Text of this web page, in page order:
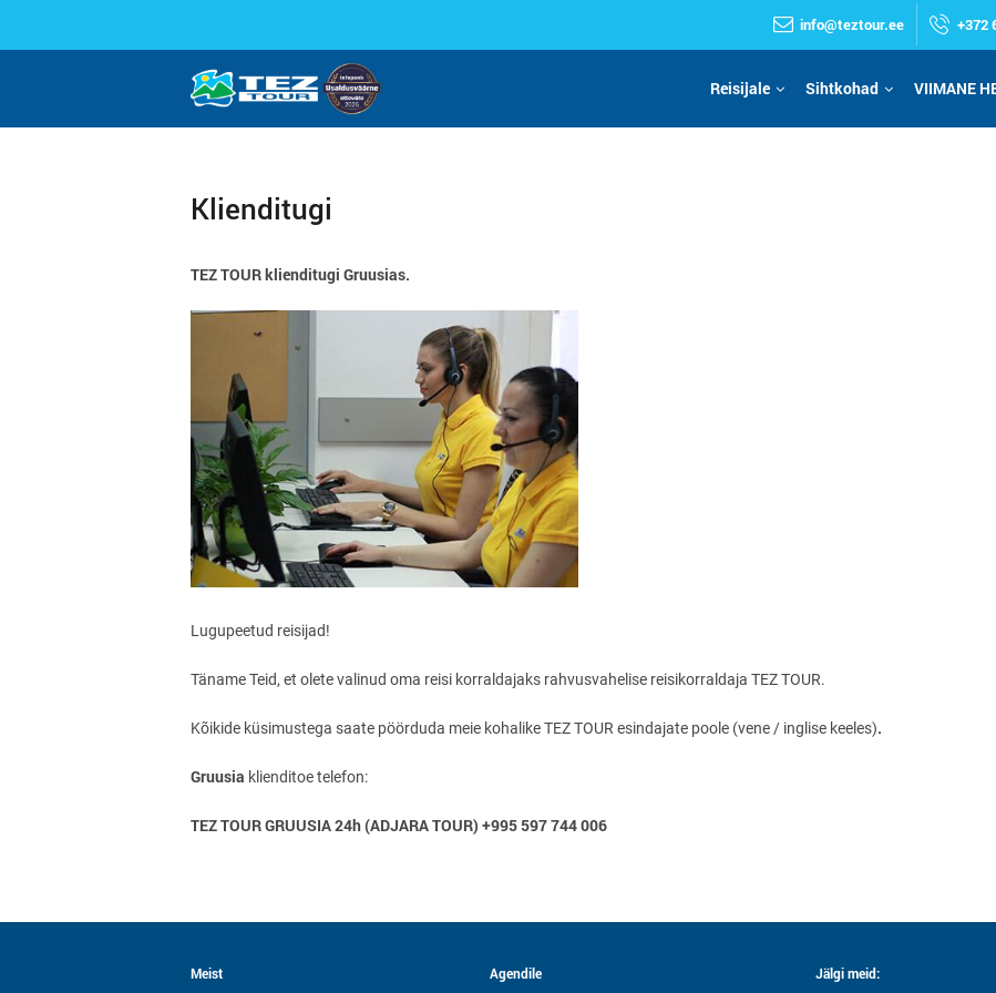
info@teztour.ee +372
Reisijale Sihtkohad VIIMANE
Klienditugi
TEZ TOUR klienditugi Gruusias.
Lugupeetud reisijad!
Täname Teid, et olete valinud oma reisi korraldajaks rahvusvahelise reisikorraldaja TEZ TOUR.
Kõikide küsimustega saate pöörduda meie kohalike TEZ TOUR esindajate poole (vene / inglise keeles).
Gruusia klienditoe telefon:
TEZ TOUR GRUUSIA 24h (ADJARA TOUR) +995 597 744 006
Meist Agendile Jälgi meid: